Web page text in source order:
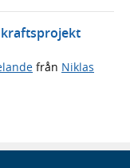
från Niklas